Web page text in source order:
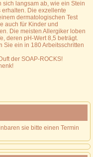
langsam ab, wie ein Stein
Die exzellente
dermatologischen Test
auch für Kinder und
Die meisten Allergiker loben
deren pH-Wert 8,5 beträgt.
Sie ein in 180 Arbeitsschritten
der SOAP-ROCKS!
sie bitte einen Termin